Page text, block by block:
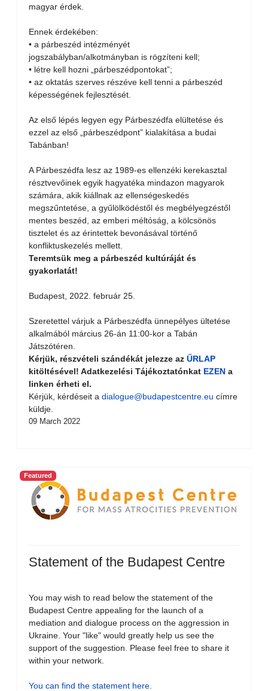
magyar érdek.
Ennek érdekében:
• a párbeszéd intézményét
jogszabályban/alkotmányban is rögzíteni kell;
• létre kell hozni „párbeszédpontokat”;
• az oktatás szerves részéve kell tenni a párbeszéd
képességének fejlesztését.
Az első lépés legyen egy Párbeszédfa elültetése és
ezzel az első „párbeszédpont” kialakítása a budai
Tabánban!
A Párbeszédfa lesz az 1989-es ellenzéki kerekasztal
résztvevőinek egyik hagyatéka mindazon magyarok
számára, akik kiállnak az ellenségeskedés
megszűntetése, a gyűlölködéstől és megbélyegzéstől
mentes beszéd, az emberi méltóság, a kölcsönös
tisztelet és az érintettek bevonásával történő
konfliktuskezelés mellett.
Teremtsük meg a párbeszéd kultúráját és
gyakorlatát!
Budapest, 2022. február 25.
Szeretettel várjuk a Párbeszédfa ünnepélyes ültetése
alkalmából március 26-án 11:00-kor a Tabán
Játszótéren.
Kérjük, részvételi szándékát jelezze az ŰRLAP
kitöltésével! Adatkezelési Tájékoztatónkat EZEN a
linken érheti el.
Kérjük, kérdéseit a dialogue@budapestcentre.eu címre
küldje.
09 March 2022
Featured
Statement of the Budapest Centre
You may wish to read below the statement of the
Budapest Centre appealing for the launch of a
mediation and dialogue process on the aggression in
Ukraine. Your "like" would greatly help us see the
support of the suggestion. Please feel free to share it
within your network.
You can find the statement here.